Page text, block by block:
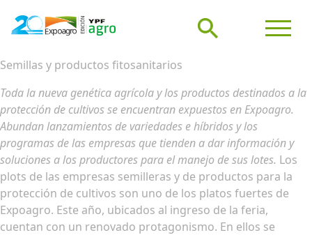
Semillas y productos fitosanitarios
Toda la nueva genética agrícola y los productos destinados a la
protección de cultivos se encuentran expuestos en Expoagro.
Abundan lanzamientos de variedades e híbridos y los
programas de las empresas que tienden a dar información y
soluciones a los productores para el manejo de sus lotes. Los
plots de las empresas semilleras y de productos para la
protección de cultivos son uno de los platos fuertes de
Expoagro. Este año, ubicados al ingreso de la feria,
cuentan con un renovado protagonismo. En ellos se